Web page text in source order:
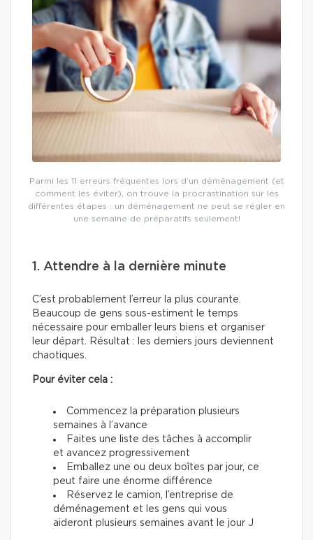
Parmi les 11 erreurs fréquentes lors d’un déménagement (et
comment les éviter), on trouve la procrastination sur les
différentes étapes : un déménagement ne peut se régler en
une semaine de préparatifs seulement!
1. Attendre à la dernière minute
C’est probablement l’erreur la plus courante.
Beaucoup de gens sous-estiment le temps
nécessaire pour emballer leurs biens et organiser
leur départ. Résultat : les derniers jours deviennent
chaotiques.
Pour éviter cela :
Commencez la préparation plusieurs
semaines à l’avance
Faites une liste des tâches à accomplir
et avancez progressivement
Emballez une ou deux boîtes par jour, ce
peut faire une énorme différence
Réservez le camion, l’entreprise de
déménagement et les gens qui vous
aideront plusieurs semaines avant le jour J